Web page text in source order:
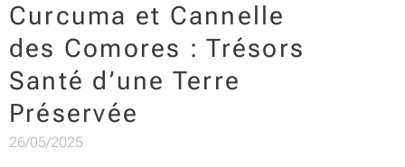
Curcuma et Cannelle
des Comores : Trésors
Santé d’une Terre
Préservée
26/05/2025